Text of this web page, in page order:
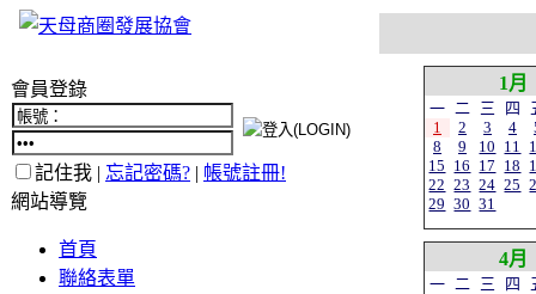
會員登錄
記住我 | 忘記密碼? | 帳號註冊!
網站導覽
首頁
聯絡表單
1月
一 二 三 四
1
2 3 4
8
9 10 11
15 16 17 18
22 23 24 25
29 30 31
4月
一 二 三 四